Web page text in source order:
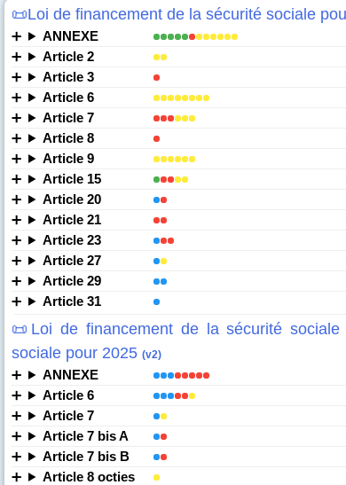
📜Loi de financement de la sécurité sociale
ANNEXE
Article 2
Article 3
Article 6
Article 7
Article 8
Article 9
Article 15
Article 20
Article 21
Article 23
Article 27
Article 29
Article 31
📜Loi de financement de la sécurité
sociale pour 2025 (v2)
ANNEXE
Article 6
Article 7
Article 7 bis A
Article 7 bis B
Article 8 octies